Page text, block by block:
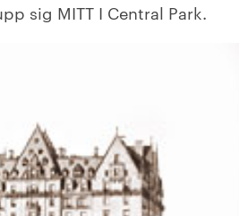
sig MITT I Central Park.